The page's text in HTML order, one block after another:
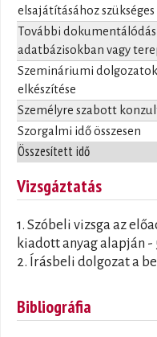
Összesített idő
elsajátításához
További
adatbázisokban vagy
Szemináriumi
elkészítése
Személyre szabott
Szorgalmi idő összesen
Vizsgáztatás
1. Szóbeli vizsga az
kiadott anyag alapján -
2. Írásbeli dolgozat a
Bibliográfia